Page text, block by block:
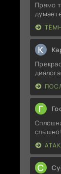
Прямо
К
Г
С